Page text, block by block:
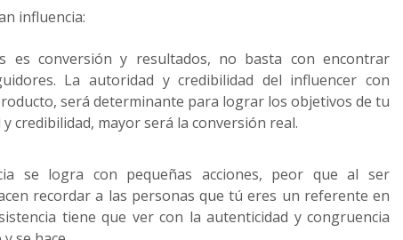
influencia:
es conversión y resultados, no basta con encontrar
La autoridad y credibilidad del influencer con
será determinante para lograr los objetivos de tu
credibilidad, mayor será la conversión real.
se logra con pequeñas acciones, peor que al ser
recordar a las personas que tú eres un referente en
tiene que ver con la autenticidad y congruencia